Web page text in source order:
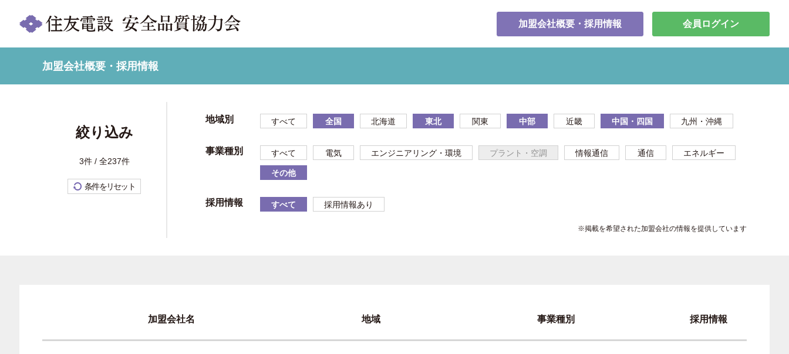
加盟会社概要・採用情報 会員ログイン
加盟会社概要・採用情報
絞り込み
3件 / 全237件
条件をリセット
地域別 すべて 全国 北海道 東北 関東 中部 近畿 中国・四国 九州・沖縄
事業種別 すべて 電気 エンジニアリング・環境 プラント・空調 情報通信 通信 エネルギー
その他
採用情報 すべて 採用情報あり
※掲載を希望された加盟会社の情報を提供しています
加盟会社名 地域 事業種別 採用情報